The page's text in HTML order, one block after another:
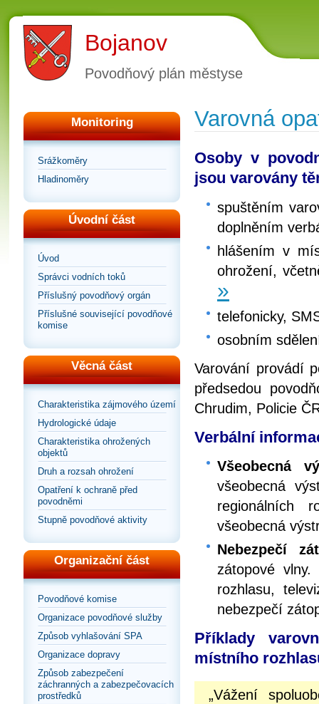
Bojanov
Povodňový plán městyse
Monitoring
Srážkoměry
Hladinoměry
Úvodní část
Úvod
Správci vodních toků
Příslušný povodňový orgán
Příslušné související povodňové
komise
Věcná část
Charakteristika zájmového území
Hydrologické údaje
Charakteristika ohrožených
objektů
Druh a rozsah ohrožení
Opatření k ochraně před
povodněmi
Stupně povodňové aktivity
Organizační část
Povodňové komise
Organizace povodňové služby
Způsob vyhlašování SPA
Organizace dopravy
Způsob zabezpečení
záchranných a zabezpečovacích
prostředků
Varovná
Osoby v
jsou varovány
spuštěním
doplněním
hlášením v
ohrožení,
»
telefonicky,
osobním
Varování provádí
předsedou
Chrudim, Policie
Verbální
Všeobecná
všeobecná
regionálních
všeobecná
Nebezpečí
zátopové
rozhlasu,
nebezpečí
Příklady
místního
„Vážení